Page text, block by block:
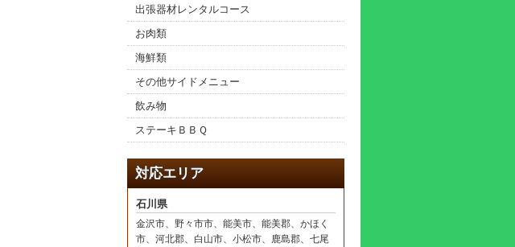
出張器材レンタルコース
お肉類
海鮮類
その他サイドメニュー
飲み物
ステーキＢＢＱ
対応エリア
石川県
金沢市、野々市市、能美市、能美郡、かほく
市、河北郡、白山市、小松市、鹿島郡、七尾